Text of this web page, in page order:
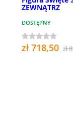
ZEWNĄTRZ
DOSTĘPNY
zł 718,50 zł